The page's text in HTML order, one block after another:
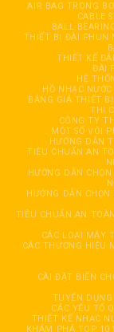
AIR BAG TRONG
CABLE
BALL
THIẾT BỊ ĐÀI PHUN
THIẾT KẾ
ĐÀI
HỆ
HỒ NHẠC
BẢNG GIÁ THIẾT
THI
CÔNG TY
MỘT SỐ VÒI
HƯỚNG DẪN
TIÊU CHUẨN AN
HƯỚNG DẪN
HƯỚNG DẪN
TIÊU CHUẨN AN
CÁC LOẠI MÁY
CÁC THƯƠNG HIỆU
CÀI ĐẶT BIẾN
TUYỂN
CÁC YẾU TỐ
THIẾT KẾ NHẠC
KHÁM PHÁ TOP 10